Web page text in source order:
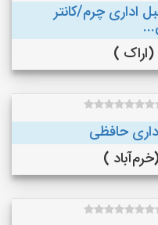
اداری چرم/کانتر
حافظی